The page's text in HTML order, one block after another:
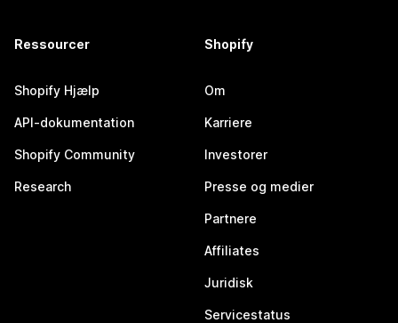
Ressourcer
Shopify Hjælp
API-dokumentation
Shopify Community
Research
Shopify
Om
Karriere
Investorer
Presse og medier
Partnere
Affiliates
Juridisk
Servicestatus